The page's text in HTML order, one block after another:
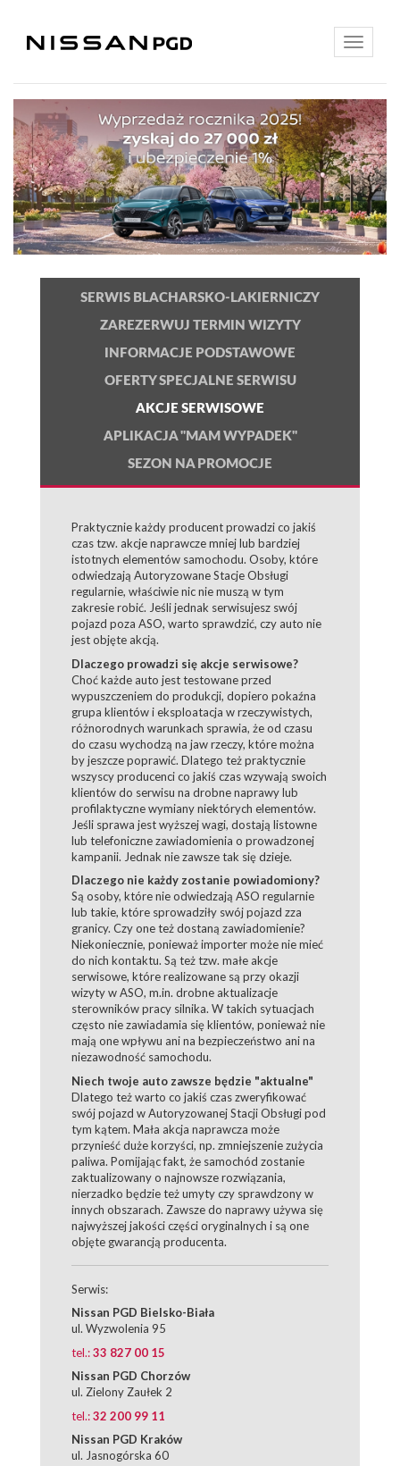
Toggle
SERWIS BLACHARSKO-LAKIERNICZY
ZAREZERWUJ TERMIN WIZYTY
INFORMACJE PODSTAWOWE
OFERTY SPECJALNE SERWISU
AKCJE SERWISOWE
APLIKACJA "MAM WYPADEK"
SEZON NA PROMOCJE
Praktycznie każdy producent prowadzi co jakiś
czas tzw. akcje naprawcze mniej lub bardziej
istotnych elementów samochodu. Osoby, które
odwiedzają Autoryzowane Stacje Obsługi
regularnie, właściwie nic nie muszą w tym
zakresie robić. Jeśli jednak serwisujesz swój
pojazd poza ASO, warto sprawdzić, czy auto nie
jest objęte akcją.
Dlaczego prowadzi się akcje serwisowe?
Choć każde auto jest testowane przed
wypuszczeniem do produkcji, dopiero pokaźna
grupa klientów i eksploatacja w rzeczywistych,
różnorodnych warunkach sprawia, że od czasu
do czasu wychodzą na jaw rzeczy, które można
by jeszcze poprawić. Dlatego też praktycznie
wszyscy producenci co jakiś czas wzywają swoich
klientów do serwisu na drobne naprawy lub
profilaktyczne wymiany niektórych elementów.
Jeśli sprawa jest wyższej wagi, dostają listowne
lub telefoniczne zawiadomienia o prowadzonej
kampanii. Jednak nie zawsze tak się dzieje.
Dlaczego nie każdy zostanie powiadomiony?
Są osoby, które nie odwiedzają ASO regularnie
lub takie, które sprowadziły swój pojazd zza
granicy. Czy one też dostaną zawiadomienie?
Niekoniecznie, ponieważ importer może nie mieć
do nich kontaktu. Są też tzw. małe akcje
serwisowe, które realizowane są przy okazji
wizyty w ASO, m.in. drobne aktualizacje
sterowników pracy silnika. W takich sytuacjach
często nie zawiadamia się klientów, ponieważ nie
mają one wpływu ani na bezpieczeństwo ani na
niezawodność samochodu.
Niech twoje auto zawsze będzie "aktualne"
Dlatego też warto co jakiś czas zweryfikować
swój pojazd w Autoryzowanej Stacji Obsługi pod
tym kątem. Mała akcja naprawcza może
przynieść duże korzyści, np. zmniejszenie zużycia
paliwa. Pomijając fakt, że samochód zostanie
zaktualizowany o najnowsze rozwiązania,
nierzadko będzie też umyty czy sprawdzony w
innych obszarach. Zawsze do naprawy używa się
najwyższej jakości części oryginalnych i są one
objęte gwarancją producenta.
Serwis:
Nissan PGD Bielsko-Biała
ul. Wyzwolenia 95
tel.:33 827 00 15
Nissan PGD Chorzów
ul. Zielony Zaułek 2
tel.:32 200 99 11
Nissan PGD Kraków
ul. Jasnogórska 60